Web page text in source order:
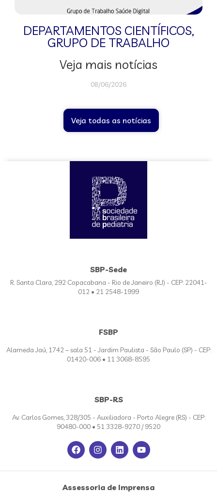
DEPARTAMENTOS CIENTÍFICOS,
GRUPO DE TRABALHO
Veja mais notícias
08/06/2026
Veja todas as notícias
SBP-Sede
R. Santa Clara, 292 Copacabana - Rio de Janeiro (RJ) - CEP: 22041-
012 • 21 2548-1999
FSBP
Alameda Jaú, 1742 – sala 51 - Jardim Paulista - São Paulo (SP) - CEP:
01420-006 • 11 3068-8595
SBP-RS
Av. Carlos Gomes, 328/305 - Auxiliadora - Porto Alegre (RS) - CEP:
90480-000 • 51 3328-9270 / 9520
Assessoria de Imprensa